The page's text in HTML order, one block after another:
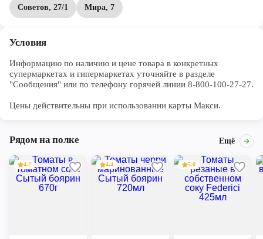
Советов, 27/1 Мира, 7
Условия
Информацию по наличию и цене товара в конкретных
супермаркетах и гипермаркетах уточняйте в разделе
"Сообщения" или по телефону горячей линии 8-800-100-27-27.
Цены действительны при использовании карты Макси.
Рядом на полке Ещё
4.2 4.4 5.0